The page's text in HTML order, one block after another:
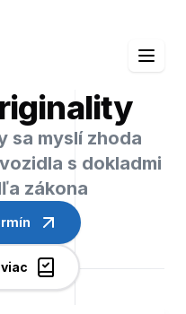
sa myslí zhoda
s dokladmi
zákona